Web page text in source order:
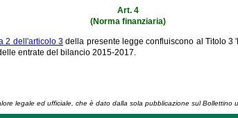
Art. 4
(Norma finanziaria)
2 dell'articolo 3della presente legge confluiscono al Titolo 3
entrate del bilancio 2015-2017.
legale ed ufficiale, che è dato dalla sola pubblicazione sul Bollettino